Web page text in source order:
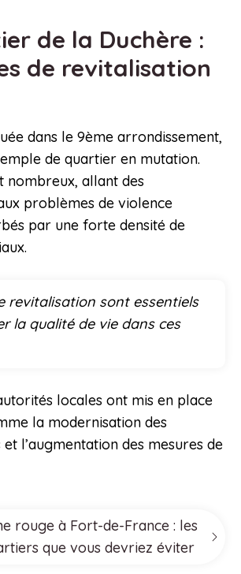
de la Duchère :
de revitalisation
dans le 9ème arrondissement,
de quartier en mutation.
nombreux, allant des
problèmes de violence
par une forte densité de
revitalisation sont essentiels
la qualité de vie dans ces
locales ont mis en place
la modernisation des
l’augmentation des mesures de
rouge à Fort-de-France : les
que vous devriez éviter